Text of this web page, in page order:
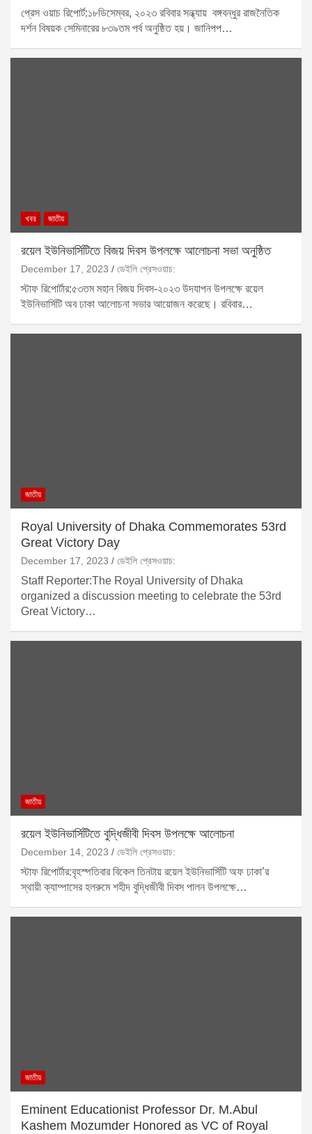
প্রেস ওয়াচ রিপোর্ট:১৮ডিসেম্বর, ২০২৩ রবিবার সন্ধ্যায় বঙ্গবন্ধুর রাজনৈতিক
দর্শন বিষয়ক সেমিনারের ৮৩৯তম পর্ব অনুষ্ঠিত হয়। জানিপপ…
খবর জাতীয়
রয়েল ইউনিভার্সিটিতে বিজয় দিবস উপলক্ষে আলোচনা সভা অনুষ্ঠিত
December 17, 2023 ডেইলি প্রেসওয়াচ:
স্টাফ রিপোর্টার:৫৩তম মহান বিজয় দিবস-২০২৩ উদযাপন উপলক্ষে রয়েল
ইউনিভার্সিটি অব ঢাকা আলোচনা সভার আয়োজন করেছে। রবিবার…
জাতীয়
Royal University of Dhaka Commemorates 53rd
Great Victory Day
December 17, 2023 ডেইলি প্রেসওয়াচ:
Staff Reporter:The Royal University of Dhaka
organized a discussion meeting to celebrate the 53rd
Great Victory…
জাতীয়
রয়েল ইউনিভার্সিটিতে বুদ্ধিজীবী দিবস উপলক্ষে আলোচনা
December 14, 2023 ডেইলি প্রেসওয়াচ:
স্টাফ রিপোর্টার:বৃহস্পতিবার বিকেল তিনটায় রয়েল ইউনিভার্সিটি অফ ঢাকা’র
স্থায়ী ক্যাম্পাসের হলরুমে শহীদ বুদ্ধিজীবী দিবস পালন উপলক্ষে…
জাতীয়
Eminent Educationist Professor Dr. M.Abul
Kashem Mozumder Honored as VC of Royal